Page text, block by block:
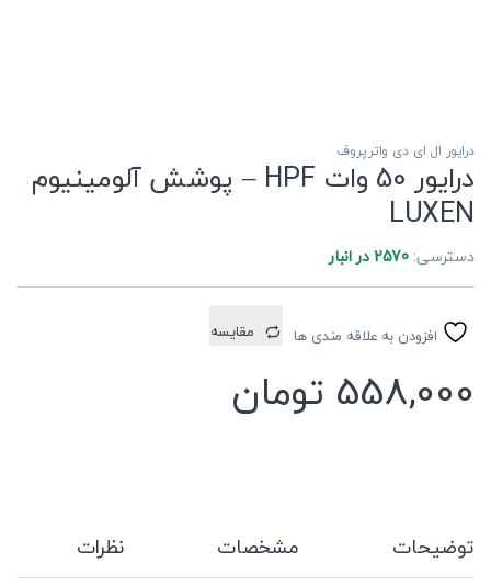
درایور ال ای دی واترپروف
درایور 50 وات HPF – پوشش آلومینیوم
LUXEN
دسترسی: 2570 در انبار
افزودن به علاقه مندی ها مقایسه
558,000 تومان
توضیحات مشخصات نظرات